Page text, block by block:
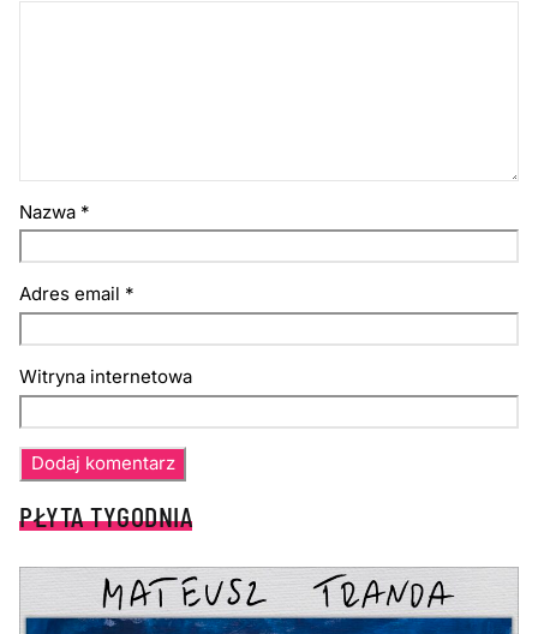
Nazwa *
Adres email *
Witryna internetowa
PŁYTA TYGODNIA